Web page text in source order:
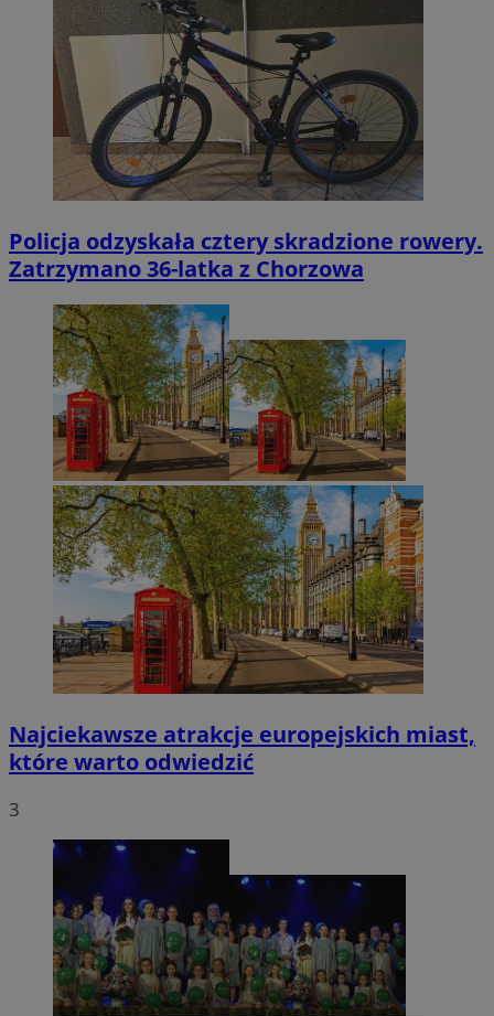
Policja odzyskała cztery skradzione rowery.
Zatrzymano 36-latka z Chorzowa
Najciekawsze atrakcje europejskich miast,
które warto odwiedzić
3